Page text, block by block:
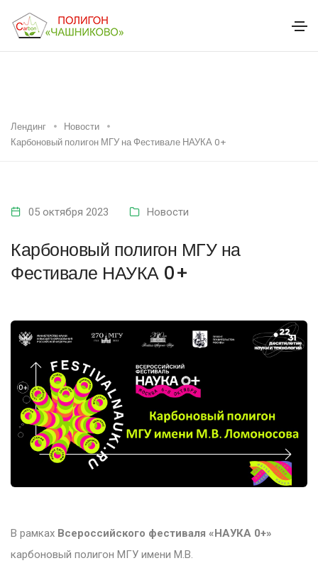
Лендинг
Новости
Карбоновый полигон МГУ на Фестивале НАУКА 0+
05 октября 2023 Новости
Карбоновый полигон МГУ на
Фестивале НАУКА 0+
В рамках Всероссийского фестиваля «НАУКА 0+»
карбоновый полигон МГУ имени М.В.